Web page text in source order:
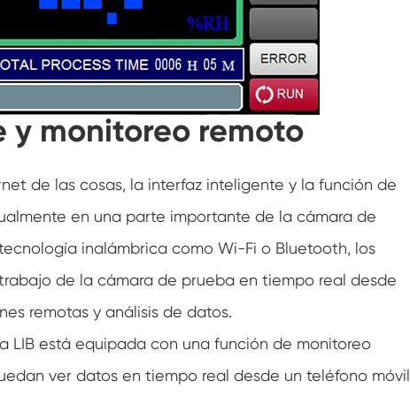
Caminar en cámara de humedad
Cámara de humedad fría de calor
Cámara de temperatura
Cámara Ambiental Sub-cero
Equipo de prueba acelerado de vida útil
Cámara de la coctelera de temperatura
monitoreo remoto
de las cosas, la interfaz inteligente y la función de
en una parte importante de la cámara de
inalámbrica como Wi-Fi o Bluetooth, los
de la cámara de prueba en tiempo real desde
remotas y análisis de datos.
LIB está equipada con una función de monitoreo
ver datos en tiempo real desde un teléfono móvil